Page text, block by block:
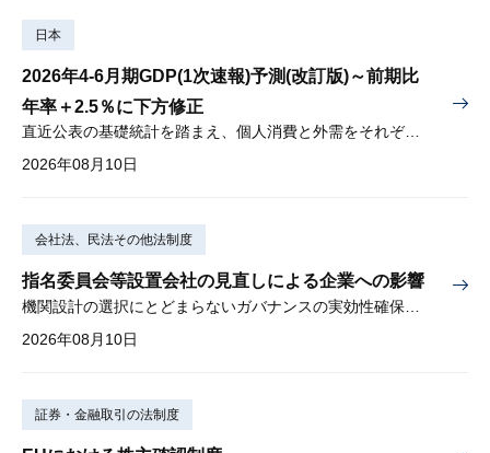
日本
2026年4-6月期GDP(1次速報)予測(改訂版)～前期比
年率＋2.5％に下方修正
直近公表の基礎統計を踏まえ、個人消費と外需をそれぞれ下方修正
2026年08月10日
会社法、民法その他法制度
指名委員会等設置会社の見直しによる企業への影響
2026年08月10日
証券・金融取引の法制度